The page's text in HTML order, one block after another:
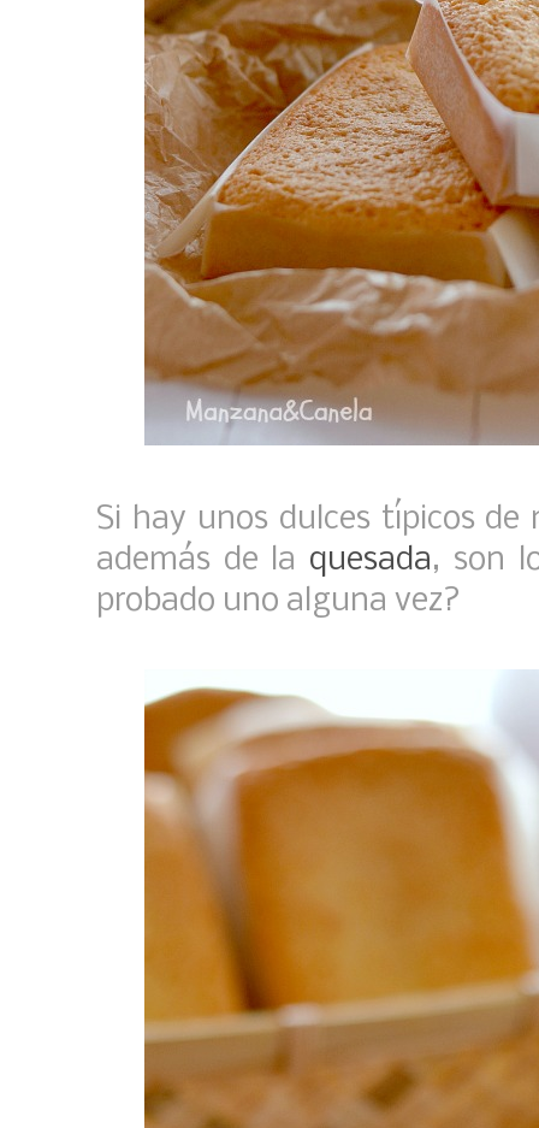
Si hay unos dulces típicos
además de la quesada, son
probado uno alguna vez?